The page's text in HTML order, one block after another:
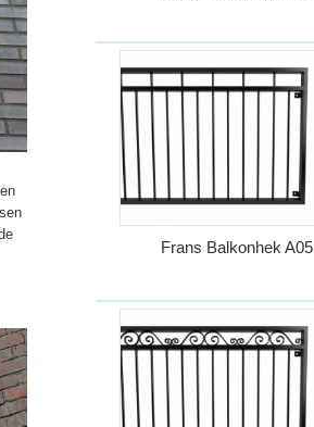
Frans Balkonhek A05